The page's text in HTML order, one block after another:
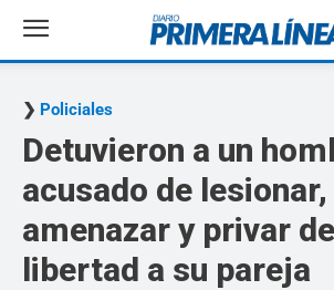
Policiales
Detuvieron a un
acusado de lesionar,
amenazar y privar
libertad a su pareja